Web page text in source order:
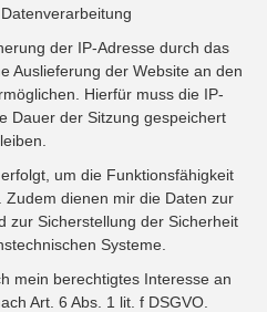
der IP-Adresse durch das
Auslieferung der Website an den
Hierfür muss die IP-
Dauer der Sitzung gespeichert
um die Funktionsfähigkeit
dienen mir die Daten zur
zur Sicherstellung der Sicherheit
Systeme.
mein berechtigtes Interesse an
Art. 6 Abs. 1 lit. f DSGVO.